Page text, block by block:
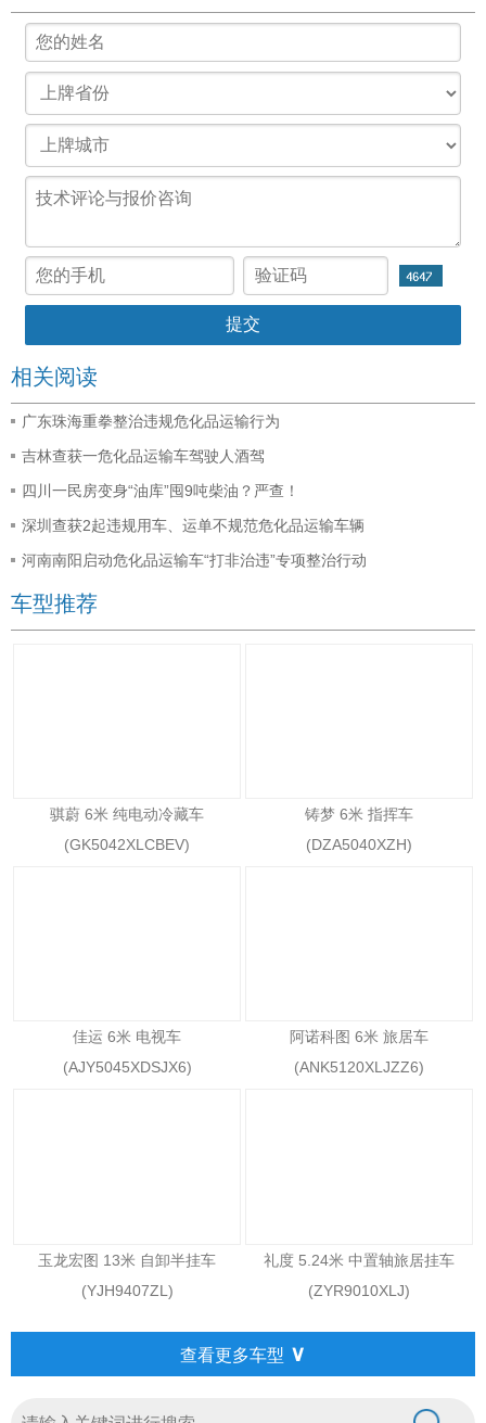
相关阅读
广东珠海重拳整治违规危化品运输行为
吉林查获一危化品运输车驾驶人酒驾
四川一民房变身“油库”囤9吨柴油？严查！
深圳查获2起违规用车、运单不规范危化品运输车辆
河南南阳启动危化品运输车“打非治违”专项整治行动
车型推荐
骐蔚 6米 纯电动冷藏车
(GK5042XLCBEV)
铸梦 6米 指挥车
(DZA5040XZH)
佳运 6米 电视车
(AJY5045XDSJX6)
阿诺科图 6米 旅居车
(ANK5120XLJZZ6)
玉龙宏图 13米 自卸半挂车
(YJH9407ZL)
礼度 5.24米 中置轴旅居挂车
(ZYR9010XLJ)
查看更多车型 ∨